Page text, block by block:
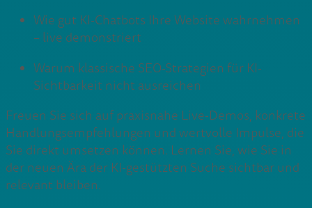
Wie gut KI-Chatbots Ihre Website wahrnehmen
– live demonstriert
Warum klassische SEO-Strategien für KI-
Sichtbarkeit nicht ausreichen
Freuen Sie sich auf praxisnahe Live-Demos, konkrete
Handlungsempfehlungen und wertvolle Impulse, die
Sie direkt umsetzen können. Lernen Sie, wie Sie in
der neuen Ära der KI-gestützten Suche sichtbar und
relevant bleiben.